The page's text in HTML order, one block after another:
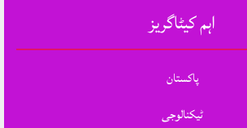
اہم کیٹاگریز
پاکستان
ٹیکنالوجی